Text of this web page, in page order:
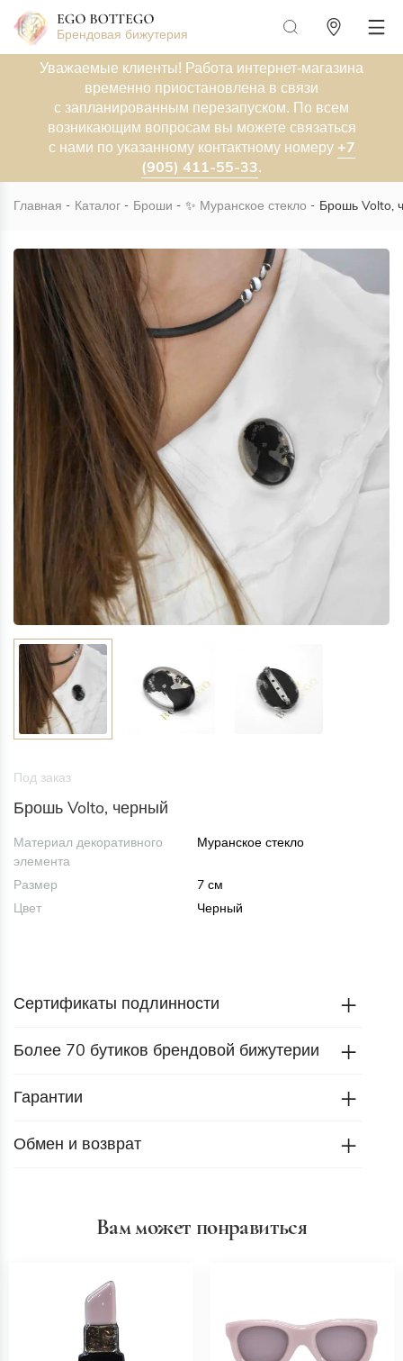
Брендовая бижутерия
Уважаемые клиенты! Работа интернет-магазина
временно приостановлена в связи
с запланированным перезапуском. По всем
возникающим вопросам вы можете связаться
с нами по указанному контактному номеру +7
(905) 411-55-33.
Главная Каталог Броши ✨ Муранское стекло Брошь Volto,
Новинка
Под заказ
Брошь Volto, черный
Материал декоративного
элемента
Муранское стекло
Размер
7 см
Цвет
Черный
Сертификаты подлинности
Более 70 бутиков брендовой бижутерии
Гарантии
Обмен и возврат
Вам может понравиться